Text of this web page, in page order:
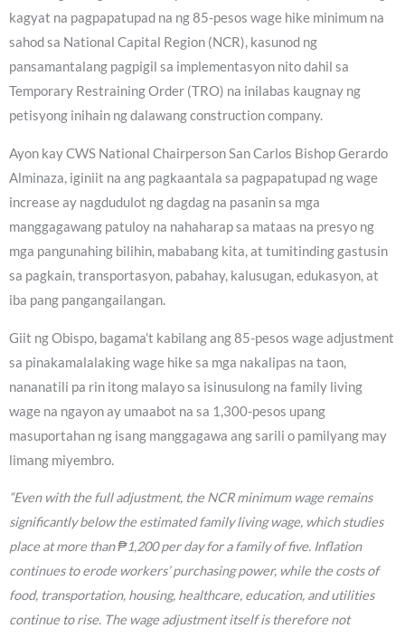
kagyat na pagpapatupad na ng 85-pesos wage hike minimum na
sahod sa National Capital Region (NCR), kasunod ng
pansamantalang pagpigil sa implementasyon nito dahil sa
Temporary Restraining Order (TRO) na inilabas kaugnay ng
petisyong inihain ng dalawang construction company.
Ayon kay CWS National Chairperson San Carlos Bishop Gerardo
Alminaza, iginiit na ang pagkaantala sa pagpapatupad ng wage
increase ay nagdudulot ng dagdag na pasanin sa mga
manggagawang patuloy na nahaharap sa mataas na presyo ng
mga pangunahing bilihin, mababang kita, at tumitinding gastusin
sa pagkain, transportasyon, pabahay, kalusugan, edukasyon, at
iba pang pangangailangan.
Giit ng Obispo, bagama’t kabilang ang 85-pesos wage adjustment
sa pinakamalalaking wage hike sa mga nakalipas na taon,
nananatili pa rin itong malayo sa isinusulong na family living
wage na ngayon ay umaabot na sa 1,300-pesos upang
masuportahan ng isang manggagawa ang sarili o pamilyang may
limang miyembro.
“Even with the full adjustment, the NCR minimum wage remains
significantly below the estimated family living wage, which studies
place at more than ₱1,200 per day for a family of five. Inflation
continues to erode workers’ purchasing power, while the costs of
food, transportation, housing, healthcare, education, and utilities
continue to rise. The wage adjustment itself is therefore not